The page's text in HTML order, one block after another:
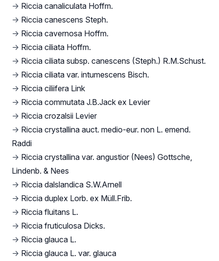
→ Riccia canaliculata Hoffm.
→ Riccia canescens Steph.
→ Riccia cavernosa Hoffm.
→ Riccia ciliata Hoffm.
→ Riccia ciliata subsp. canescens (Steph.) R.M.Schust.
→ Riccia ciliata var. intumescens Bisch.
→ Riccia ciliifera Link
→ Riccia commutata J.B.Jack ex Levier
→ Riccia crozalsii Levier
→ Riccia crystallina auct. medio-eur. non L. emend.
Raddi
→ Riccia crystallina var. angustior (Nees) Gottsche,
Lindenb. & Nees
→ Riccia dalslandica S.W.Arnell
→ Riccia duplex Lorb. ex Müll.Frib.
→ Riccia fluitans L.
→ Riccia fruticulosa Dicks.
→ Riccia glauca L.
→ Riccia glauca L. var. glauca